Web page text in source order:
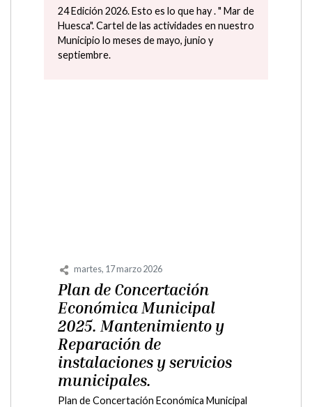
24 Edición 2026. Esto es lo que hay . " Mar de
Huesca". Cartel de las actividades en nuestro
Municipio lo meses de mayo, junio y
septiembre.
martes, 17 marzo 2026
Plan de Concertación
Económica Municipal
2025. Mantenimiento y
Reparación de
instalaciones y servicios
municipales.
Plan de Concertación Económica Municipal